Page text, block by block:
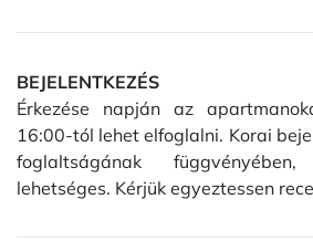
BEJELENTKEZÉS
Érkezése napján az
16:00-tól lehet elfoglalni. Korai
foglaltságának
lehetséges. Kérjük egyeztessen